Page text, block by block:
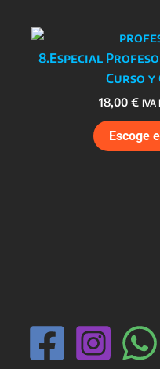
8.Especial
Curso y
18,00 € IVA
Escoge